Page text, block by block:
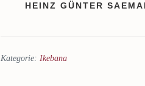
HEINZ GÜNTER
Kategorie: Ikebana